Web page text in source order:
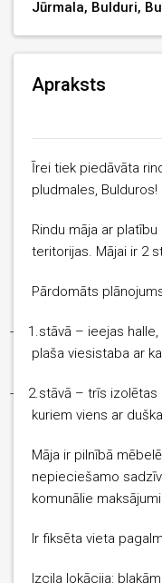
Jūrmala, Bulduri,
Apraksts
Īrei tiek piedāvāta
pludmales, Bulduros!
Rindu māja ar
teritorijas. Mājai ir 2
Pārdomāts
-
1.stāvā – ieejas
plaša viesistaba ar
-
2.stāvā – trīs izolētas
kuriem viens ar
Māja ir pilnībā
nepieciešamo
komunālie
Ir fiksēta vieta
Izcila lokācija: